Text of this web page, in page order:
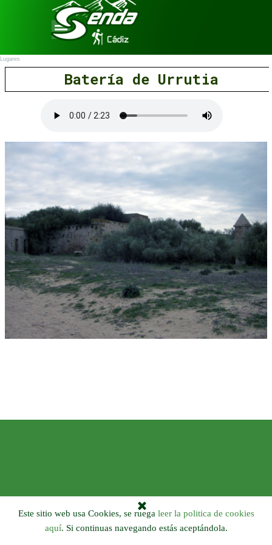
Vaya al Contenido
Saltar menú
Lugares
Batería de Urrutia
Este sitio web usa Cookies, se ruega leer la politica de cookies
aquí. Si continuas navegando estás aceptándola.